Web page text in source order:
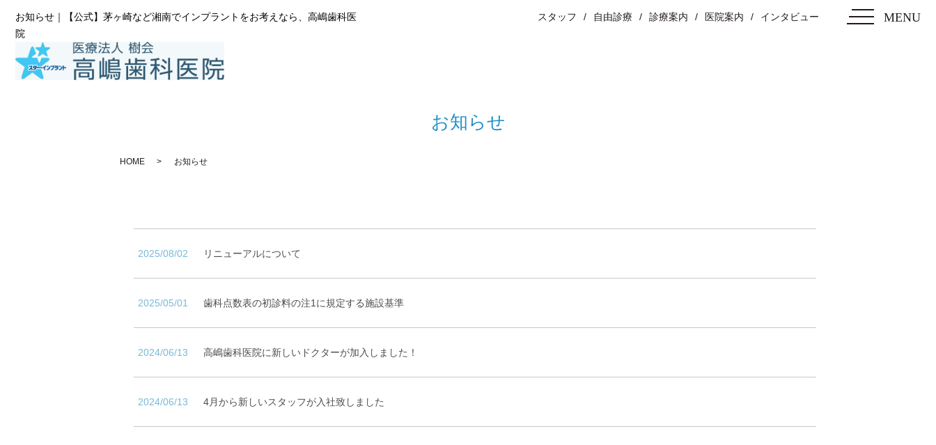
お知らせ｜【公式】茅ヶ崎など湘南でインプラントをお考えなら、高嶋歯科医
院
スタッフ 自由診療 診療案内 医院案内 インタビュー MENU
お知らせ
HOME お知らせ
2025/08/02 リニューアルについて
2025/05/01 歯科点数表の初診料の注1に規定する施設基準
2024/06/13 高嶋歯科医院に新しいドクターが加入しました！
2024/06/13 4月から新しいスタッフが入社致しました